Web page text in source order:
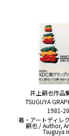
井上嗣也作品
TSUGUYA
1981-
著・アートディレ
嗣也 / Author,
Tsuguya